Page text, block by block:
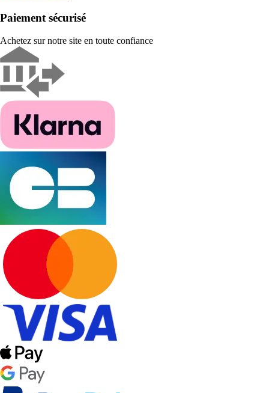
Paiement sécurisé
Achetez sur notre site en toute confiance